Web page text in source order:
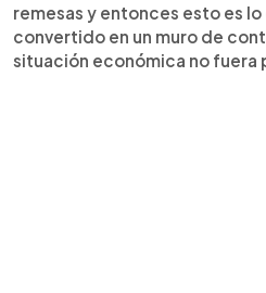
remesas y entonces esto es
convertido en un muro de
situación económica no fuera